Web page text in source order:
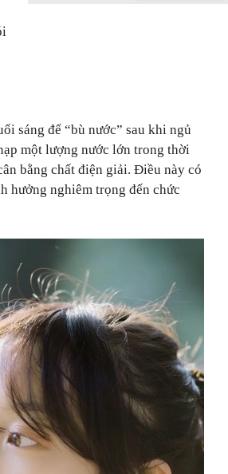
sáng để “bù nước” sau khi ngủ
một lượng nước lớn trong thời
bằng chất điện giải. Điều này có
hưởng nghiêm trọng đến chức